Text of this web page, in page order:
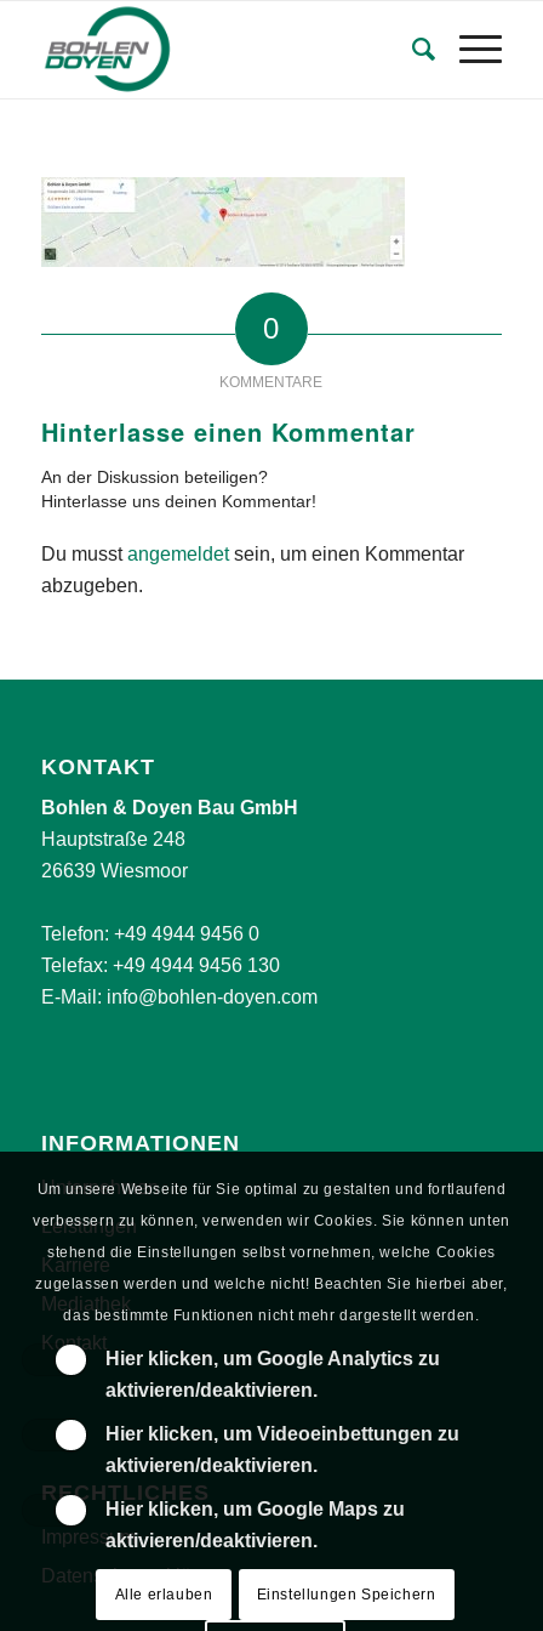
0
KOMMENTARE
Hinterlasse einen Kommentar
An der Diskussion beteiligen?
Hinterlasse uns deinen Kommentar!
Du musstangemeldetsein, um einen Kommentar
abzugeben.
KONTAKT
Bohlen & Doyen Bau GmbH
Hauptstraße 248
26639 Wiesmoor
Telefon: +49 4944 9456 0
Telefax: +49 4944 9456 130
E-Mail: info@bohlen-doyen.com
INFORMATIONEN
Unternehmen
Leistungen
Karriere
Mediathek
Kontakt
RECHTLICHES
Impressum
Datenschutzerklärung
Um unsere Webseite für Sie optimal zu gestalten und fortlaufend
verbessern zu können, verwenden wir Cookies. Sie können unten
stehend die Einstellungen selbst vornehmen, welche Cookies
zugelassen werden und welche nicht! Beachten Sie hierbei aber,
das bestimmte Funktionen nicht mehr dargestellt werden.
Hier klicken, um Google Analytics zu
aktivieren/deaktivieren.
Hier klicken, um Videoeinbettungen zu
aktivieren/deaktivieren.
Hier klicken, um Google Maps zu
aktivieren/deaktivieren.
Alle erlauben Einstellungen Speichern